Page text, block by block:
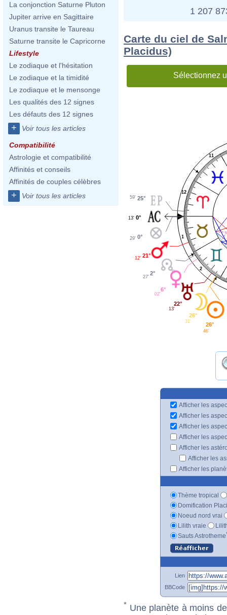
La conjonction Saturne Pluton
Jupiter arrive en Sagittaire
Uranus transite le Taureau
Saturne transite le Capricorne
Lifestyle
Le zodiaque et l'hésitation
Le zodiaque et la timidité
Le zodiaque et le mensonge
Les qualités des 12 signes
Les défauts des 12 signes
+ Voir tous les articles
Compatibilité
Astrologie et compatibilité
Affinités et conseils
Affinités de couples célèbres
+ Voir tous les articles
1 207
Carte du ciel de
Placidus)
Sélectionnez
1
2
11
12
25°
59'
0°
13'
0°
29'
21°
12'
2°
27'
6°
02'
22°
13'
26°
31' 26°
46'
Afficher les
Afficher les
Afficher les
Afficher les
Afficher les
Afficher les
Afficher les
Thème tropical
Domification
Noeud nord vrai
Lilith vraie
Sauts Astrotheme
Lien
BBCode
* Une planète à moins